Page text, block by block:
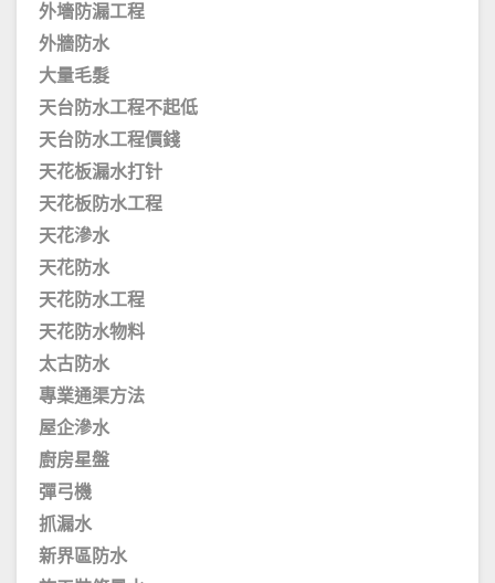
外墻防漏工程
外牆防水
大量毛髮
天台防水工程不起低
天台防水工程價錢
天花板漏水打针
天花板防水工程
天花滲水
天花防水
天花防水工程
天花防水物料
太古防水
專業通渠方法
屋企滲水
廚房星盤
彈弓機
抓漏水
新界區防水